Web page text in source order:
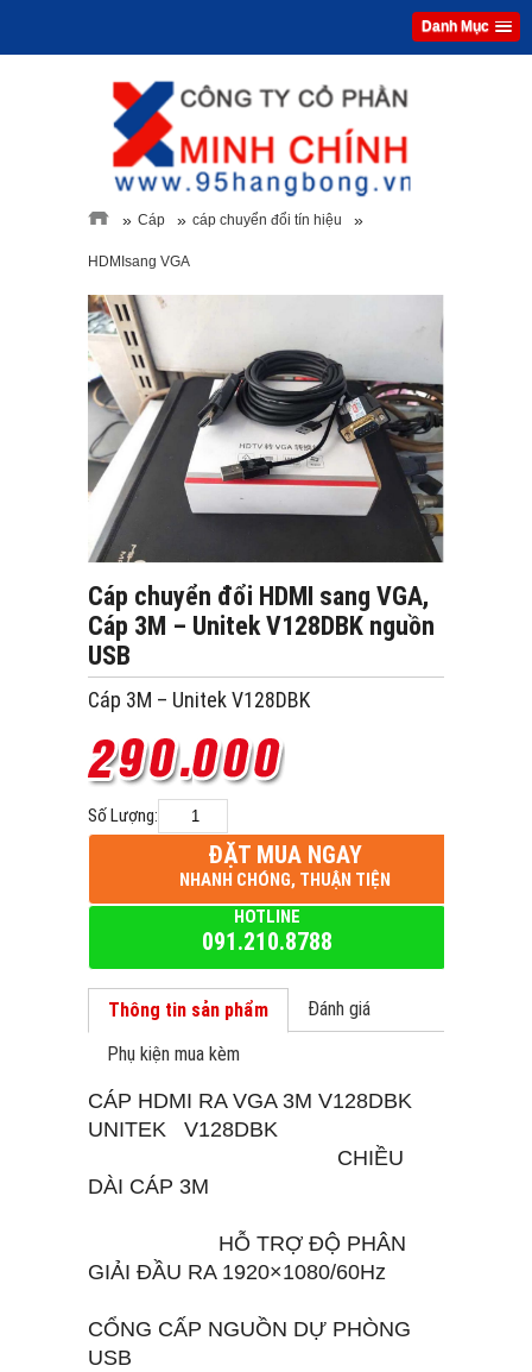
Danh Mục
» Cáp » cáp chuyển đổi tín hiệu »
HDMIsang VGA
Cáp chuyển đổi HDMI sang VGA,
Cáp 3M – Unitek V128DBK nguồn
USB
Cáp 3M – Unitek V128DBK
Số Lượng:
ĐẶT MUA NGAY
NHANH CHÓNG, THUẬN TIỆN
HOTLINE
091.210.8788
Thông tin sản phẩm
Đánh giá
Phụ kiện mua kèm
CÁP HDMI RA VGA 3M V128DBK
UNITEK V128DBK
CHIỀU
DÀI CÁP 3M
HỖ TRỢ ĐỘ PHÂN
GIẢI ĐẦU RA 1920×1080/60Hz
CỔNG CẤP NGUỒN DỰ PHÒNG
USB